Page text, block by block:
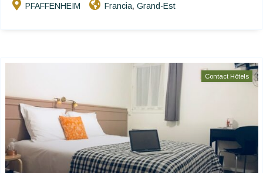
PFAFFENHEIM Francia, Grand-Est
Contact Hôtels